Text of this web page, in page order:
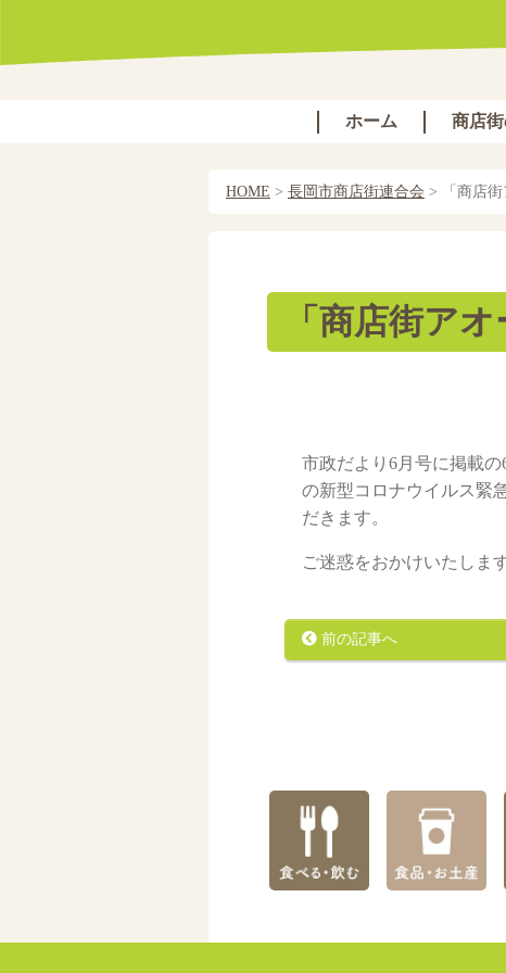
ホーム 商店
HOME > 長岡市商店街連合会 > 「商店
「商店街ア
市政だより6月号に掲載
の新型コロナウイルス緊
だきます。
ご迷惑をおかけいたしま
前の記事へ